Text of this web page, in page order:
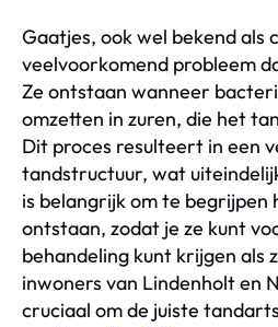
Gaatjes, ook wel bekend als
veelvoorkomend probleem
Ze ontstaan wanneer
omzetten in zuren, die het
Dit proces resulteert in een
tandstructuur, wat
is belangrijk om te begrijpen
ontstaan, zodat je ze kunt
behandeling kunt krijgen als
inwoners van Lindenholt en
cruciaal om de juiste